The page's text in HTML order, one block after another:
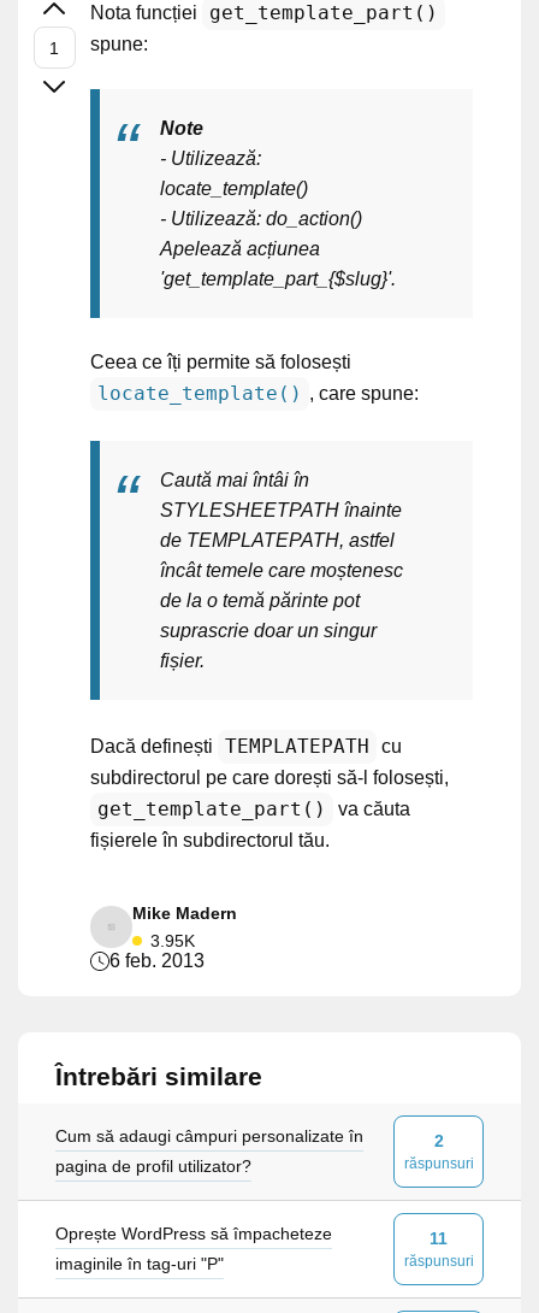
Nota funcției get_template_part()
spune:
Note
- Utilizează:
locate_template()
- Utilizează: do_action()
Apelează acțiunea
'get_template_part_{$slug}'.
Ceea ce îți permite să folosești
locate_template() , care spune:
Caută mai întâi în
STYLESHEETPATH înainte
de TEMPLATEPATH, astfel
încât temele care moștenesc
de la o temă părinte pot
suprascrie doar un singur
fișier.
Dacă definești TEMPLATEPATH
cu
subdirectorul pe care dorești să-l folosești,
get_template_part()
va căuta
fișierele în subdirectorul tău.
Mike Madern
3.95K
6 feb. 2013
Întrebări similare
Cum să adaugi câmpuri personalizate în
pagina de profil utilizator?
2
răspunsuri
Oprește WordPress să împacheteze
imaginile în tag-uri "P"
11
răspunsuri